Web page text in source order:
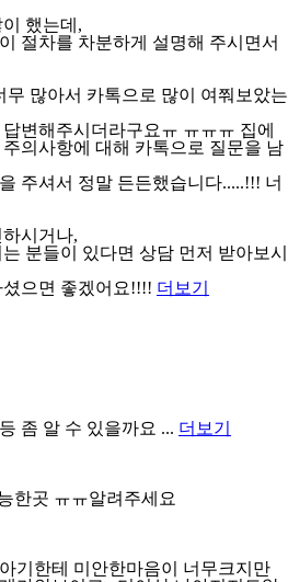
했는데,
절차를 차분하게 설명해 주시면서
무 많아서 카톡으로 많이 여쭤보았는
변해주시더라구요ㅠ ㅠㅠㅠ 집에
의사항에 대해 카톡으로 질문을 남
주셔서 정말 든든했습니다.....!!! 너
시거나,
분들이 있다면 상담 먼저 받아보시
으면 좋겠어요!!!! 더보기
좀 알 수 있을까요 ... 더보기
한곳 ㅠㅠ알려주세요
기한테 미안한마음이 너무크지만